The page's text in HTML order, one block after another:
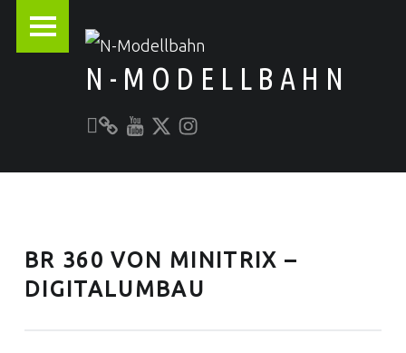
N-MODELLBAHN
Alles rund um die Modellbahn
BR 360 VON MINITRIX –
DIGITALUMBAU